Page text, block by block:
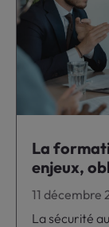
La
enjeux,
11 décembre
La sécurité